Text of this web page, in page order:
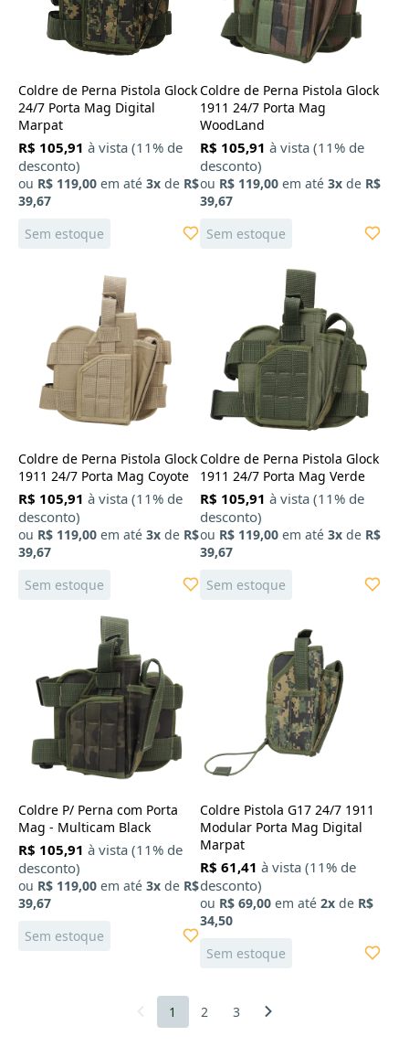
Coldre de Perna Pistola Glock
24/7 Porta Mag Digital
Marpat
R$ 105,91 à vista (11% de
desconto)
ou R$ 119,00 em até 3x de R$
39,67
Sem estoque
Coldre de Perna Pistola Glock
1911 24/7 Porta Mag
WoodLand
R$ 105,91 à vista (11% de
desconto)
ou R$ 119,00 em até 3x de R$
39,67
Sem estoque
Coldre de Perna Pistola Glock
1911 24/7 Porta Mag Coyote
R$ 105,91 à vista (11% de
desconto)
ou R$ 119,00 em até 3x de R$
39,67
Sem estoque
Coldre de Perna Pistola Glock
1911 24/7 Porta Mag Verde
R$ 105,91 à vista (11% de
desconto)
ou R$ 119,00 em até 3x de R$
39,67
Sem estoque
Coldre P/ Perna com Porta
Mag - Multicam Black
R$ 105,91 à vista (11% de
desconto)
ou R$ 119,00 em até 3x de R$
39,67
Sem estoque
Coldre Pistola G17 24/7 1911
Modular Porta Mag Digital
Marpat
R$ 61,41 à vista (11% de
desconto)
ou R$ 69,00 em até 2x de R$
34,50
Sem estoque
1 2 3